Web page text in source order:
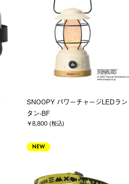
SNOOPY パワーチャージLEDラン
タン-BF
￥8,800 (税込)
NEW